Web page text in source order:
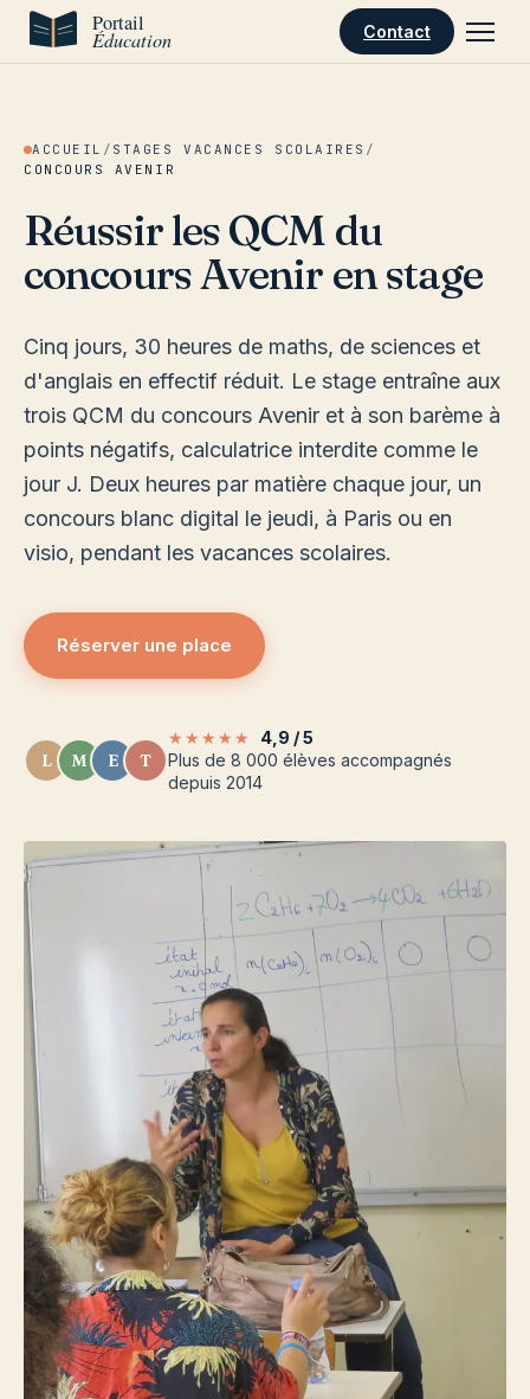
Aller au contenu
Contact
ACCUEIL / STAGES VACANCES SCOLAIRES /
CONCOURS AVENIR
Réussir les QCM du
concours Avenir en stage
Cinq jours, 30 heures de maths, de sciences et
d'anglais en effectif réduit. Le stage entraîne aux
trois QCM du concours Avenir et à son barème à
points négatifs, calculatrice interdite comme le
jour J. Deux heures par matière chaque jour, un
concours blanc digital le jeudi, à Paris ou en
visio, pendant les vacances scolaires.
Réserver une place
L M E T
★★★★★
4,9 / 5
Plus de 8 000 élèves accompagnés
depuis 2014